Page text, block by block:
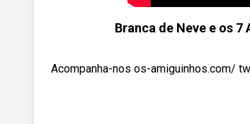
Branca de Neve e os
Acompanha-nos os-amiguinhos.com/